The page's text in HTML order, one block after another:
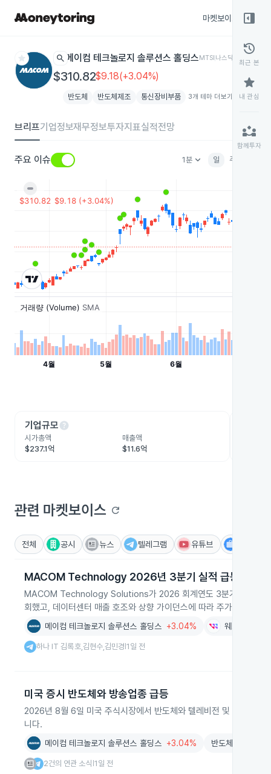
마켓보이스
star search 메이컴 테크놀로지 솔루션스 홀딩스MTSI나스닥
$310.82$9.18(+3.04%)
반도체 반도체제조 통신장비부품 3개 테마 더보기 add
브리프기업정보재무정보투자지표실적전망
주요 이슈 1분keyboard_arrow_down 일 주
기업규모help
시가총액
$237.1억
매출액
$11.6억
관련 마켓보이스 refresh
전체 공시 뉴스 텔레그램 유튜브
MACOM Technology 2026년 3분기 실적 급등
MACOM Technology Solutions가 2026 회계연도 3분기에서 매
회했고, 데이터센터 매출 호조와 상향 가이던스에 따라 주가가 급등했
메이컴 테크놀로지 솔루션스 홀딩스 +3.04% 웨스턴 디지털
하나 IT 김록호,김현수,김민경 |1일 전
미국 증시 반도체와 방송업종 급등
2026년 8월 6일 미국 주식시장에서 반도체와 텔레비전 및 라디오
니다.
메이컴 테크놀로지 솔루션스 홀딩스 +3.04% 반도체
2건의 연관 소식 1일 전
right_panel_open
history
최근 본
star
내 관심
partner_exchange
함께투자